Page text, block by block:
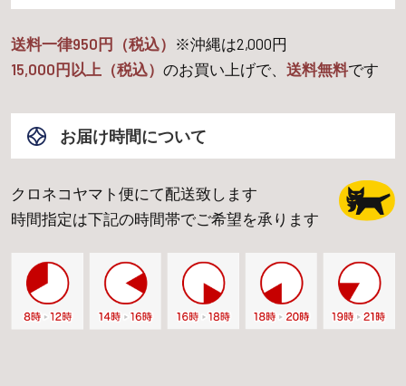
送料一律950円（税込） ※沖縄は2,000円
15,000円以上（税込） のお買い上げで、 送料無料です
お届け時間について
クロネコヤマト便にて配送致します
時間指定は下記の時間帯でご希望を承ります